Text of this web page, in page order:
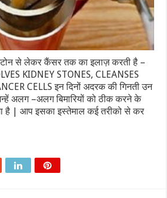
से लेकर कैंसर तक का इलाज़ करती है –
KIDNEY STONES, CLEANSES
CELLS इन दिनों अदरक की गिनती उन
अलग –अलग बिमारियों को ठीक करने के
है | आप इसका इस्तेमाल कई तरीको से कर